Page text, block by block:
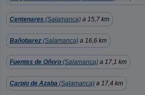
Centenares (Salamanca) a 15,7 km
Bañobarez (Salamanca) a 16,6 km
Fuentes de Oñoro (Salamanca) a 17,1 km
Carpio de Azaba (Salamanca) a 17,4 km